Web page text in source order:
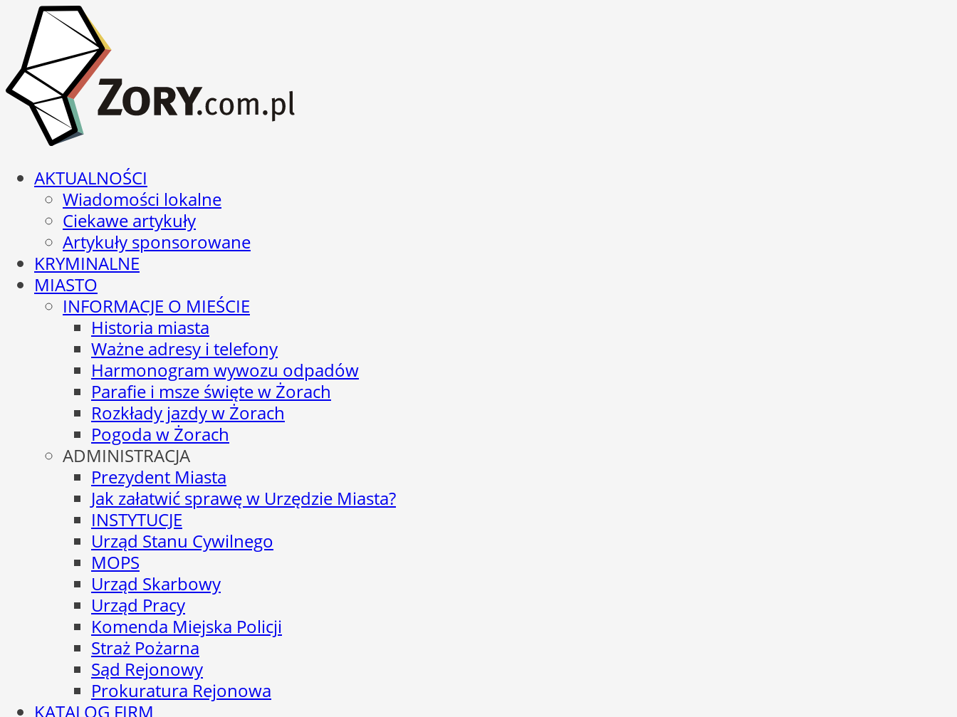
AKTUALNOŚCI
Wiadomości lokalne
Ciekawe artykuły
Artykuły sponsorowane
KRYMINALNE
MIASTO
INFORMACJE O MIEŚCIE
Historia miasta
Ważne adresy i telefony
Harmonogram wywozu odpadów
Parafie i msze święte w Żorach
Rozkłady jazdy w Żorach
Pogoda w Żorach
ADMINISTRACJA
Prezydent Miasta
Jak załatwić sprawę w Urzędzie Miasta?
INSTYTUCJE
Urząd Stanu Cywilnego
MOPS
Urząd Skarbowy
Urząd Pracy
Komenda Miejska Policji
Straż Pożarna
Sąd Rejonowy
Prokuratura Rejonowa
KATALOG FIRM